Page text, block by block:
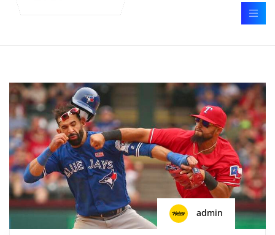
admin